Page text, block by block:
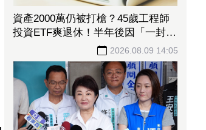
資產2000萬仍被打槍？45歲工程師
投資ETF爽退休！半年後因「一封
2026.08.09 14:05